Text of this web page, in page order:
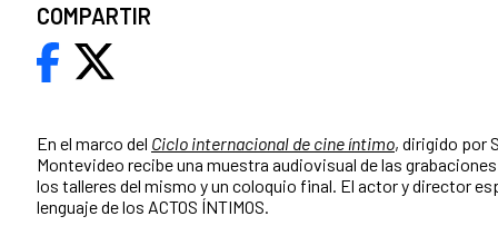
En el marco del Ciclo internacional de cine íntimo, dirigido por
Montevideo recibe una muestra audiovisual de las
los talleres del mismo y un coloquio final. El actor y director
lenguaje de los ACTOS ÍNTIMOS.
COMPARTIR